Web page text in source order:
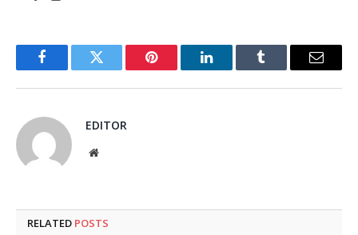
FacebookTwitter Pinterest LinkedInTumblr Email
EDITOR
Website
RELATED POSTS